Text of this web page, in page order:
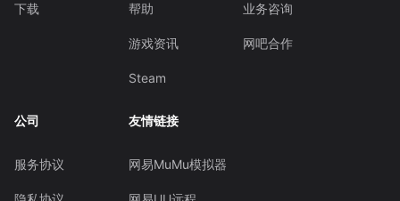
下载 帮助
游戏资讯
Steam
业务咨询
网吧合作
公司
服务协议
友情链接
网易MuMu模拟器